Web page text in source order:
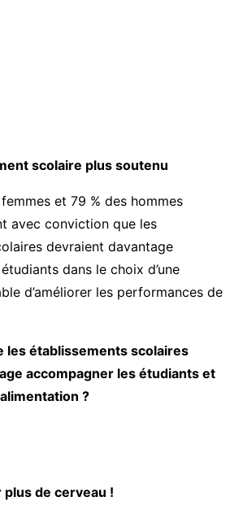
scolaire plus soutenu
et 79 % des hommes
avec conviction que les
devraient davantage
dans le choix d’une
d’améliorer les performances de
les établissements scolaires
accompagner les étudiants et
?
de cerveau !